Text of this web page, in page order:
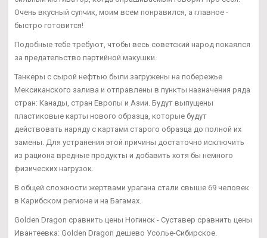
Очень вкусный супчик, моим всем понравился, а главное -
быстро готовится!
Подобные тебе требуют, чтобы весь советский народ покаялся
за предательство партийной макушки.
Танкеры с сырой нефтью были загружены на побережье
Мексиканского залива и отправлены в пункты назначения ряда
стран: Канады, стран Европы и Азии. Будут выпущены
пластиковые карты нового образца, которые будут
действовать наряду с картами старого образца до полной их
замены. Для устранения этой причины достаточно исключить
из рациона вредные продукты и добавить хотя бы немного
физических нагрузок.
В общей сложности жертвами урагана стали свыше 69 человек
в Карибском регионе и на Багамах.
Golden Dragon сравнить цены Ногинск - Суставер сравнить цены
Ивантеевка: Golden Dragon дешево Усолье-Сибирское.